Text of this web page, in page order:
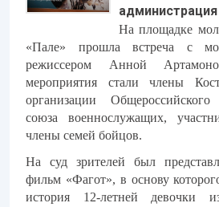
На площадке
«Пале» прошла встреча с
режиссером Анной
мероприятия стали члены
организации Общероссийского
союза военнослужащих,
члены семей бойцов.
На суд зрителей был
фильм «Фагот», в основу
история 12-летней девочки